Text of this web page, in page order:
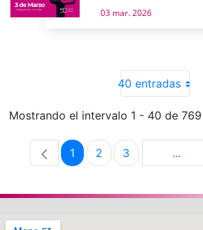
03 mar. 2026
40 entradas
Mostrando el intervalo 1 - 40 de
Página
1 Página
2 Página
3 ...